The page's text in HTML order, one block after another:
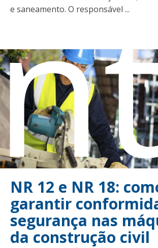
e saneamento. O responsável ...
NR 12 e NR 18:
garantir
segurança nas
da construção civil